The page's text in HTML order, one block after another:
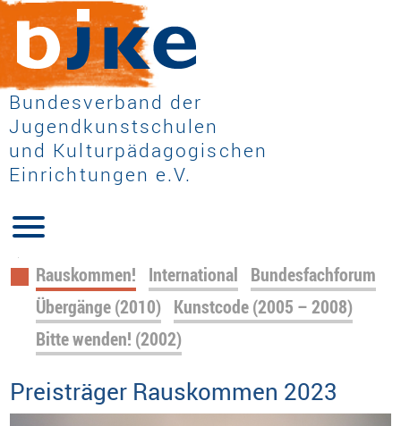
Bundesverband der
Jugendkunstschulen
und Kulturpädagogischen
Einrichtungen e.V.
Navigation
überspringen
Rauskommen! International Bundesfachforum
Übergänge (2010) Kunstcode (2005 – 2008)
Bitte wenden! (2002)
Preisträger Rauskommen 2023